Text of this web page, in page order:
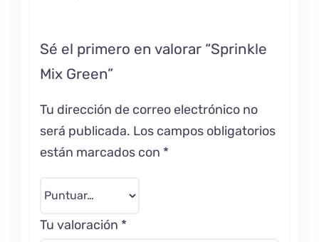
Sé el primero en valorar “Sprinkle
Mix Green”
Tu dirección de correo electrónico no
será publicada. Los campos obligatorios
están marcados con *
Tu valoración *